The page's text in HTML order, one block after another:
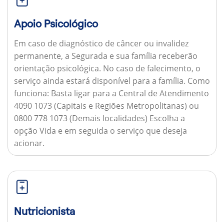
Apoio Psicológico
Em caso de diagnóstico de câncer ou invalidez
permanente, a Segurada e sua família receberão
orientação psicológica. No caso de falecimento, o
serviço ainda estará disponível para a família. Como
funciona: Basta ligar para a Central de Atendimento
4090 1073 (Capitais e Regiões Metropolitanas) ou
0800 778 1073 (Demais localidades) Escolha a
opção Vida e em seguida o serviço que deseja
acionar.
Nutricionista